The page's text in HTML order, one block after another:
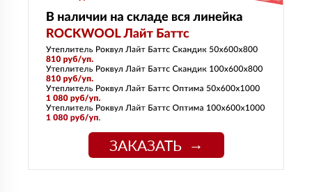
ЗАКАЗАТЬ